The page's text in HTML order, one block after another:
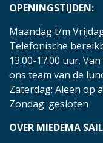
OPENINGSTIJDEN:
Maandag t/m
Telefonische
13.00-17.00 uur.
ons team van de
Zaterdag: Aleen op
Zondag: gesloten
OVER MIEDEMA